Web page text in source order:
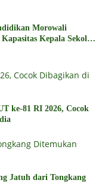
Morowali
Kepala Sekolah
ke-81 RI 2026, Cocok
Jatuh dari Tongkang